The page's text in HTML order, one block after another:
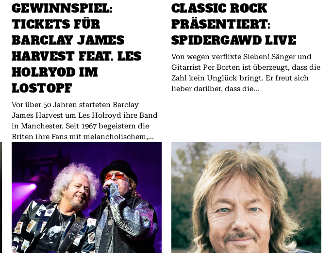
GEWINNSPIEL:
TICKETS FÜR
BARCLAY JAMES
HARVEST FEAT. LES
HOLRYOD IM
LOSTOPF
Vor über 50 Jahren starteten Barclay
James Harvest um Les Holroyd ihre Band
in Manchester. Seit 1967 begeistern die
Briten ihre Fans mit melancholischem,...
CLASSIC ROCK
PRÄSENTIERT:
SPIDERGAWD LIVE
Von wegen verflixte Sieben! Sänger und
Gitarrist Per Borten ist überzeugt, dass die
Zahl kein Unglück bringt. Er freut sich
lieber darüber, dass die...